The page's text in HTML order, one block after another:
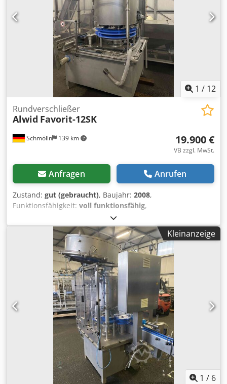
1 / 12
Schmölln 139 km
Rundverschließer
Alwid Favorit-12SK
19.900 €
VB zzgl. MwSt.
Anfragen Anrufen
Zustand: gut (gebraucht), Baujahr: 2008,
Funktionsfähigkeit: voll funktionsfähig,
Maschinen-/Fahrzeugnummer:
ein vollautomatischer Rundverschließer der Firma ALWID
vom Typ FAVORIT 12SK Die Details zur Maschine: -
Edelstahlausführung (Rahmen, Verkleidung, etc.) -
vollautomatische Verschlusssortierung und
Verschlusszuführung - 12 Verschraubköpfe mit
Magnetkupplung und Drehmomenteinstellung - die
Maschine ist zur Linieneinbindung geeignet - Leistung:
2.000 - 24.000 Flaschen / h - Flaschenhöhe: 90 - 300mm -
für Kunststoff-Schraubverschlüsse geeignet (nur ein
Format vorhanden) Auf der Maschine wurden nur
Kunststoff-Flaschen mit Kunststoff- Schraubverschlüssen
verarbeitet. Crodpfx Ajtlrlxjipef Die Maschine ist aktuell
nicht im Einsatz und kann nach Absprache am
Produktionsstandort in Thüringen besichtigt werden. Das
Maschinenlayout inkl. Maße ist als PDF-Dokument
Kleinanzeige
1 / 6